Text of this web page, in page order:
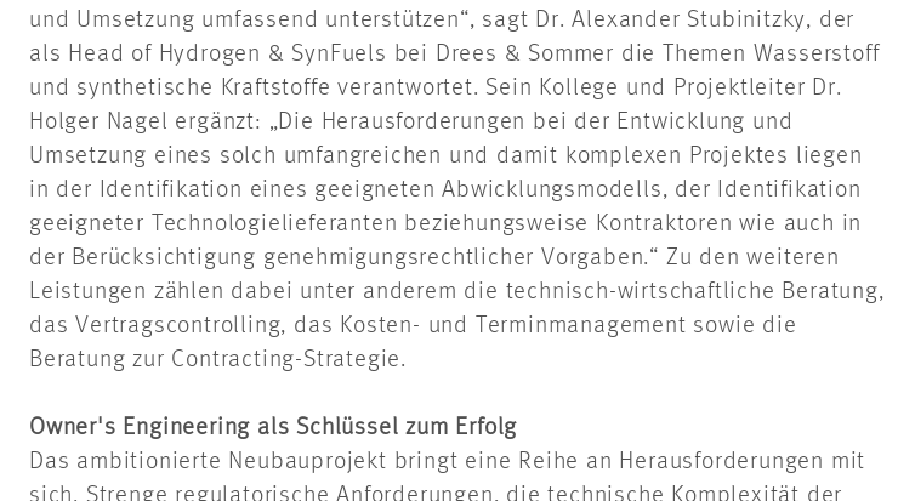
und Umsetzung umfassend unterstützen“, sagt Dr. Alexander Stubinitzky, der
als Head of Hydrogen & SynFuels bei Drees & Sommer die Themen Wasserstoff
und synthetische Kraftstoffe verantwortet. Sein Kollege und Projektleiter Dr.
Holger Nagel ergänzt: „Die Herausforderungen bei der Entwicklung und
Umsetzung eines solch umfangreichen und damit komplexen Projektes liegen
in der Identifikation eines geeigneten Abwicklungsmodells, der Identifikation
geeigneter Technologielieferanten beziehungsweise Kontraktoren wie auch in
der Berücksichtigung genehmigungsrechtlicher Vorgaben.“ Zu den weiteren
Leistungen zählen dabei unter anderem die technisch-wirtschaftliche Beratung,
das Vertragscontrolling, das Kosten- und Terminmanagement sowie die
Beratung zur Contracting-Strategie.
Owner's Engineering als Schlüssel zum Erfolg
Das ambitionierte Neubauprojekt bringt eine Reihe an Herausforderungen mit
sich. Strenge regulatorische Anforderungen, die technische Komplexität der